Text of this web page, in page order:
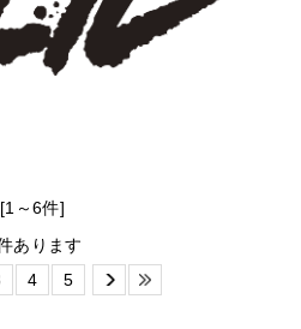
[1～6件]
あります
4 5